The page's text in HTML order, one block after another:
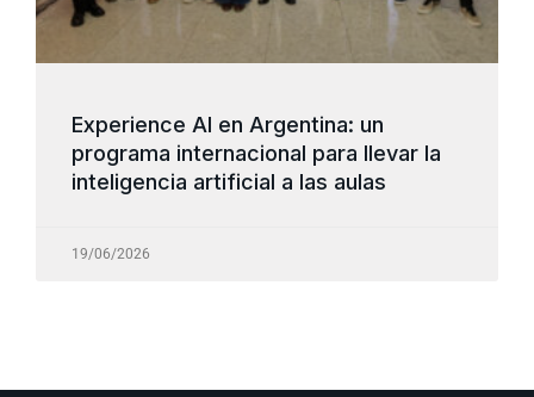
Experience AI en Argentina: un
programa internacional para llevar la
inteligencia artificial a las aulas
19/06/2026